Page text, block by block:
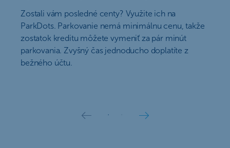
Zostali vám posledné centy? Využite ich na
ParkDots. Parkovanie nemá minimálnu cenu, takže
zostatok kreditu môžete vymeniť za pár minút
parkovania. Zvyšný čas jednoducho doplatíte z
bežného účtu.